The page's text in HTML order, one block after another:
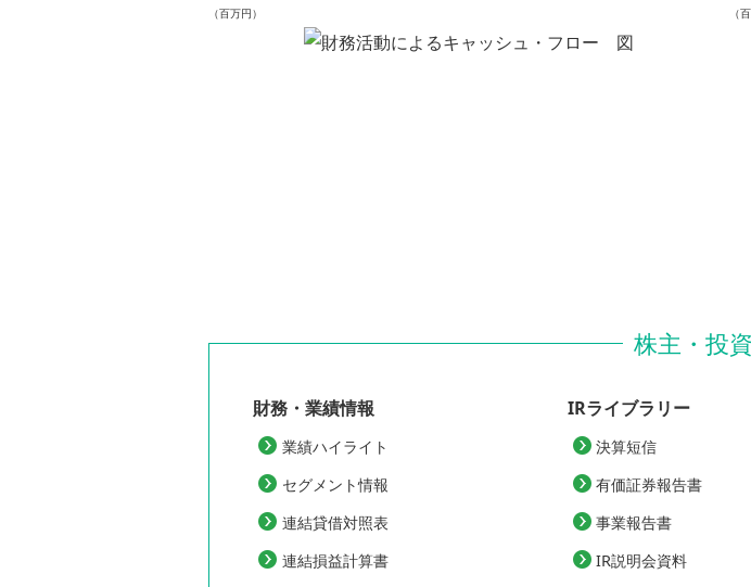
（百万円） （
株主・投
財務・業績情報
業績ハイライト
セグメント情報
連結貸借対照表
連結損益計算書
IRライブラリー
決算短信
有価証券報告書
事業報告書
IR説明会資料